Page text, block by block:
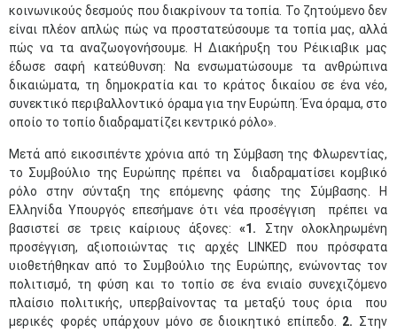
κοινωνικούς δεσμούς που διακρίνουν τα τοπία. Το ζητούμενο δεν
είναι πλέον απλώς πώς να προστατεύσουμε τα τοπία μας, αλλά
πώς να τα αναζωογονήσουμε. Η Διακήρυξη του Ρέικιαβικ μας
έδωσε σαφή κατεύθυνση: Να ενσωματώσουμε τα ανθρώπινα
δικαιώματα, τη δημοκρατία και το κράτος δικαίου σε ένα νέο,
συνεκτικό περιβαλλοντικό όραμα για την Ευρώπη. Ένα όραμα, στο
οποίο το τοπίο διαδραματίζει κεντρικό ρόλο».
Μετά από εικοσιπέντε χρόνια από τη Σύμβαση της Φλωρεντίας,
το Συμβούλιο της Ευρώπης πρέπει να διαδραματίσει κομβικό
ρόλο στην σύνταξη της επόμενης φάσης της Σύμβασης. Η
Ελληνίδα Υπουργός επεσήμανε ότι νέα προσέγγιση πρέπει να
βασιστεί σε τρεις καίριους άξονες:«1. Στην ολοκληρωμένη
προσέγγιση, αξιοποιώντας τις αρχές LINKED που πρόσφατα
υιοθετήθηκαν από το Συμβούλιο της Ευρώπης, ενώνοντας τον
πολιτισμό́, τη φύση και το τοπίο σε ένα ενιαίο συνεχιζόμενο
πλαίσιο πολιτικής, υπερβαίνοντας τα μεταξύ τους όρια που
μερικές φορές υπάρχουν μόνο σε διοικητικό επίπεδο. 2. Στην